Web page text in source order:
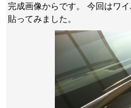
完成画像からです。 今回はワ
貼ってみました。